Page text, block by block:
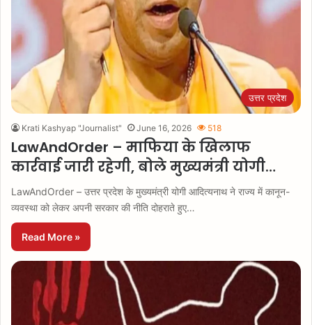
उत्तर प्रदेश
Krati Kashyap "Journalist" June 16, 2026 518
LawAndOrder – माफिया के खिलाफ
कार्रवाई जारी रहेगी, बोले मुख्यमंत्री योगी…
LawAndOrder – उत्तर प्रदेश के मुख्यमंत्री योगी आदित्यनाथ ने राज्य में कानून-
व्यवस्था को लेकर अपनी सरकार की नीति दोहराते हुए…
Read More »